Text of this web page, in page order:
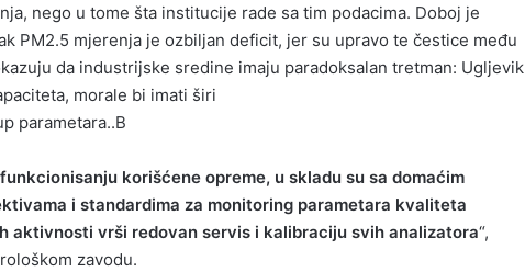
nego u tome šta institucije rade sa tim podacima. Doboj je
PM2.5 mjerenja je ozbiljan deficit, jer su upravo te čestice među
da industrijske sredine imaju paradoksalan tretman: Ugljevik
morale bi imati širi
parametara..B
korišćene opreme, u skladu su sa domaćim
i standardima za monitoring parametara kvaliteta
aktivnosti vrši redovan servis i kalibraciju svih analizatora“,
zavodu.